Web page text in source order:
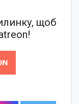
щоб